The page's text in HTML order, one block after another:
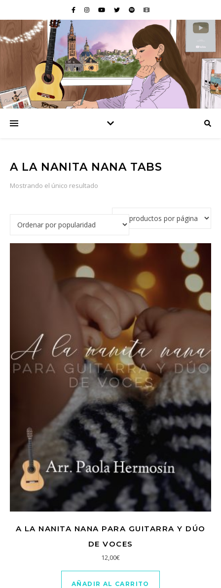
A LA NANITA NANA TABS
Mostrando el único resultado
A LA NANITA NANA PARA GUITARRA Y DÚO
DE VOCES
12,00€
AÑADIR AL CARRITO